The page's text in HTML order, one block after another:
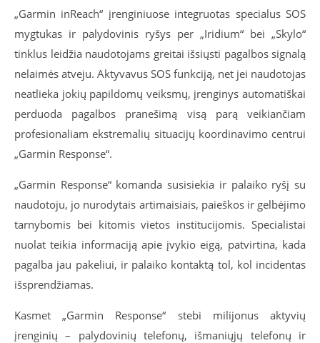
„Garmin inReach“ įrenginiuose integruotas specialus SOS
mygtukas ir palydovinis ryšys per „Iridium“ bei „Skylo“
tinklus leidžia naudotojams greitai išsiųsti pagalbos signalą
nelaimės atveju. Aktyvavus SOS funkciją, net jei naudotojas
neatlieka jokių papildomų veiksmų, įrenginys automatiškai
perduoda pagalbos pranešimą visą parą veikiančiam
profesionaliam ekstremalių situacijų koordinavimo centrui
„Garmin Response“.
„Garmin Response“ komanda susisiekia ir palaiko ryšį su
naudotoju, jo nurodytais artimaisiais, paieškos ir gelbėjimo
tarnybomis bei kitomis vietos institucijomis. Specialistai
nuolat teikia informaciją apie įvykio eigą, patvirtina, kada
pagalba jau pakeliui, ir palaiko kontaktą tol, kol incidentas
išsprendžiamas.
Kasmet „Garmin Response“ stebi milijonus aktyvių
įrenginių – palydovinių telefonų, išmaniųjų telefonų ir